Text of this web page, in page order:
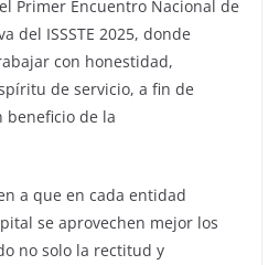
Primer Encuentro Nacional de
del ISSSTE 2025, donde
con honestidad,
de servicio, a fin de
beneficio de la
a que en cada entidad
se aprovechen mejor los
no solo la rectitud y